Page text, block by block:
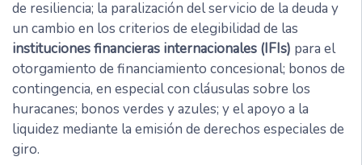
de resiliencia; la paralización del servicio de la deuda y
un cambio en los criterios de elegibilidad de las
instituciones financieras internacionales (IFIs) para el
otorgamiento de financiamiento concesional; bonos de
contingencia, en especial con cláusulas sobre los
huracanes; bonos verdes y azules; y el apoyo a la
liquidez mediante la emisión de derechos especiales de
giro.